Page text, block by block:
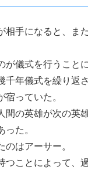
相手になると、ま
が儀式を行うこと
千年儀式を繰り返
宿っていた。
間の英雄が次の英
った。
のはアーサー。
つことによって、